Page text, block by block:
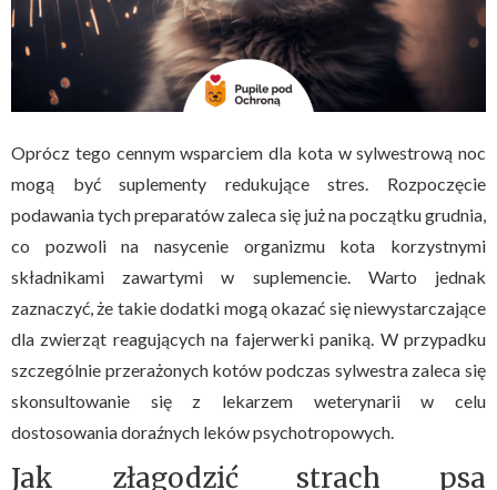
Oprócz tego cennym wsparciem dla kota w sylwestrową noc
mogą być suplementy redukujące stres. Rozpoczęcie
podawania tych preparatów zaleca się już na początku grudnia,
co pozwoli na nasycenie organizmu kota korzystnymi
składnikami zawartymi w suplemencie. Warto jednak
zaznaczyć, że takie dodatki mogą okazać się niewystarczające
dla zwierząt reagujących na fajerwerki paniką. W przypadku
szczególnie przerażonych kotów podczas sylwestra zaleca się
skonsultowanie się z lekarzem weterynarii w celu
dostosowania doraźnych leków psychotropowych.
Jak złagodzić strach psa